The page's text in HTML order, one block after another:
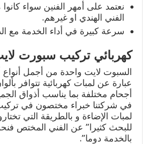
نعتمد على أمهر الفنين سواء
الفني الهندي او غيرهم.
سرعة كبيرة في أداء الخدمة مع
كهربائي تركيب سبورت
السبوت لايت واحدة من أجمل أنواع
عبارة عن لمبات كهربائية تتوافر
أجحام مختلفة بما يناسب أذواق
في شركتنا خبراء مختصون في
لمبات الإضاءة و بالطريقة التي
للبحث كثيرا” عن الفني المختص
بالخدمة دوما”.